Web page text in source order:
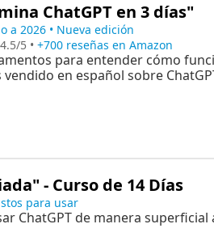
ChatGPT en 3 días"
a 2026 • Nueva edición
4.5/5 • +700 reseñas en Amazon
para entender cómo
en español sobre
- Curso de 14 Días
para usar
ChatGPT de manera